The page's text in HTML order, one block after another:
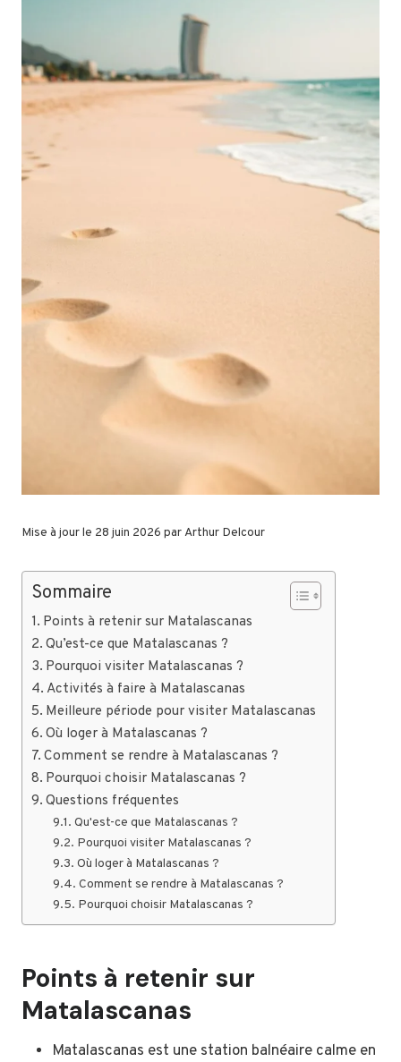
Mise à jour le 28 juin 2026 parArthur Delcour
Sommaire
Points à retenir sur Matalascanas
Qu’est-ce que Matalascanas ?
Pourquoi visiter Matalascanas ?
Activités à faire à Matalascanas
Meilleure période pour visiter Matalascanas
Où loger à Matalascanas ?
Comment se rendre à Matalascanas ?
Pourquoi choisir Matalascanas ?
Questions fréquentes
Qu'est-ce que Matalascanas ?
Pourquoi visiter Matalascanas ?
Où loger à Matalascanas ?
Comment se rendre à Matalascanas ?
Pourquoi choisir Matalascanas ?
Points à retenir sur
Matalascanas
Matalascanas est une station balnéaire calme en